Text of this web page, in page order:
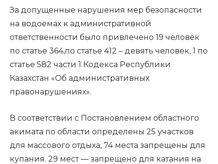
За допущенные нарушения мер безопасности
на водоемах к административной
ответственности было привлечено 19 человек
по статье 364,по статье 412 – девять человек, 1 по
статье 582 части 1 Кодекса Республики
Казахстан «Об административных
правонарушениях».
В соответствии с Постановлением областного
акимата по области определены 25 участков
для массового отдыха, 74 места запрещены для
купания. 29 мест — запрещено для катания на